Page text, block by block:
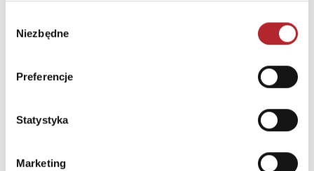
zgody
Niezbędne
Preferencje
Statystyka
Marketing
Bright Junior Media